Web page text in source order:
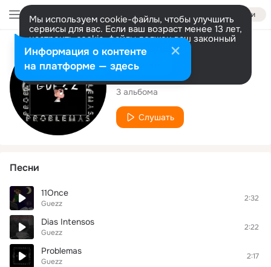
Войти
Мы используем cookie-файлы, чтобы улучшить
сервисы для вас. Если ваш возраст менее 13 лет,
настроить cookie-файлы должен ваш законный
представитель. Больше информации
Разрешить все Настроить
Исполнитель
Guezz
3 альбома
Слушать
Песни
11Once
Guezz
2:32
Dias Intensos
Guezz
2:22
Problemas
Guezz
2:17
Информация о контенте
на платформе — здесь